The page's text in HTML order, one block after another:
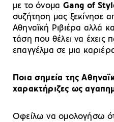
με το όνομα Gang of
συζήτηση μας ξεκίνησε
Αθηναϊκή Ριβιέρα αλλά
τάση που θέλει να
επαγγέλμα σε μια
Ποια σημεία της
χαρακτήριζες ως
Οφείλω να ομολογήσω